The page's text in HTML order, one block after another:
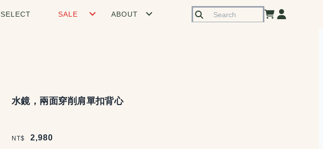
SELECT SALE ABOUT
水鏡，兩面穿削肩單扣背心
NT$ 2,980